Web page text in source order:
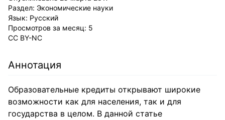
Раздел: Экономические науки
Язык: Русский
Просмотров за месяц: 5
CC BY-NC
Аннотация
Образовательные кредиты открывают широкие
возможности как для населения, так и для
государства в целом. В данной статье